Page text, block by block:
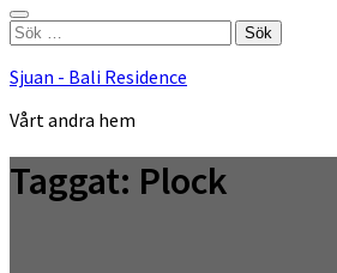
Sök
Sjuan - Bali Residence
Vårt andra hem
Taggat: Plock